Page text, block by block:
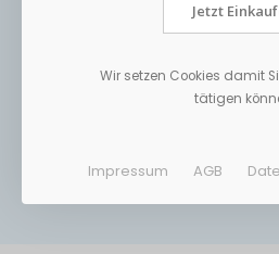
Jetzt
Wir setzen Cookies damit
tätigen
Impressum AGB